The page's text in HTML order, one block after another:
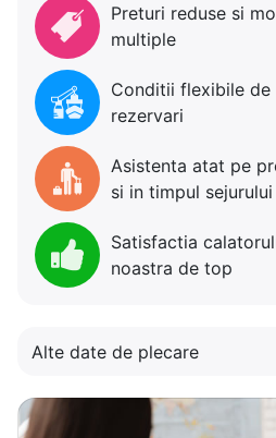
Preturi reduse si
multiple
Conditii flexibile de
rezervari
Asistenta atat pe
si in timpul sejurului
Satisfactia
noastra de top
Alte date de plecare